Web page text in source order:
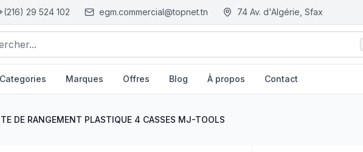
29 524 102 egm.commercial@topnet.tn 74 Av. d'Algérie, Sfax
Categories Marques Offres Blog À propos Contact
DE RANGEMENT PLASTIQUE 4 CASSES MJ-TOOLS